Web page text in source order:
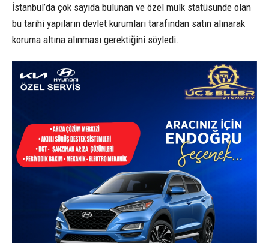
İstanbul’da çok sayıda bulunan ve özel mülk statüsünde olan
bu tarihi yapıların devlet kurumları tarafından satın alınarak
koruma altına alınması gerektiğini söyledi.